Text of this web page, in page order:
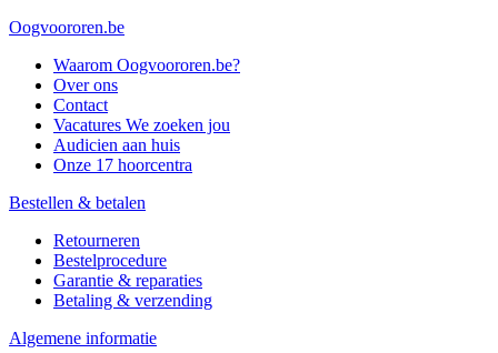
Oogvoororen.be
Waarom Oogvoororen.be?
Over ons
Contact
Vacatures We zoeken jou
Audicien aan huis
Onze 17 hoorcentra
Bestellen & betalen
Retourneren
Bestelprocedure
Garantie & reparaties
Betaling & verzending
Algemene informatie